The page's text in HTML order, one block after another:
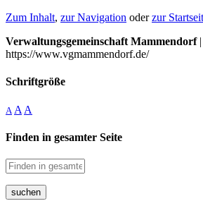
Zum Inhalt, zur Navigation oderzur
Verwaltungsgemeinschaft Mammendorf|
https://www.vgmammendorf.de/
Schriftgröße
A A A
Finden in gesamter Seite
suchen